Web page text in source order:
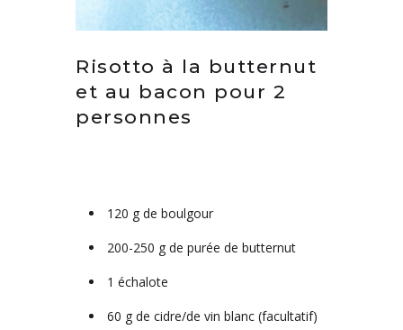
Risotto à la butternut
et au bacon pour 2
personnes
120 g de boulgour
200-250 g de purée de butternut
1 échalote
60 g de cidre/de vin blanc (facultatif)